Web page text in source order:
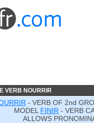
VERB NOURRIR
- VERB OF 2nd
MODEL FINIR - VERB
ALLOWS